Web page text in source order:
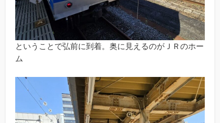
ということで弘前に到着。奥に見えるのがＪＲのホー
ム